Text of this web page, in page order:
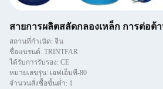
สายการผลิตสลัดกลองเหล็ก การต่อต้
สถานที่กำเนิด: จีน
ชื่อแบรนด์: TRINTFAR
ได้รับการรับรอง: CE
หมายเลขรุ่น: เอฟเอ็มที-80
จำนวนสั่งซื้อขั้นต่ำ: 1